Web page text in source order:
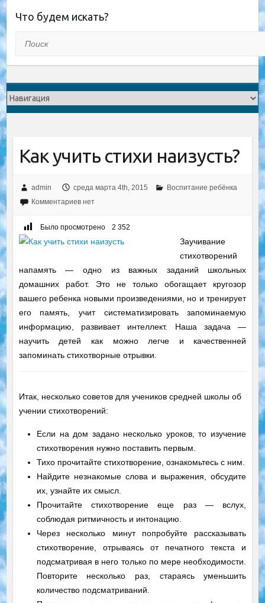
Что будем искать?
Как учить стихи наизусть?
admin среда марта 4th, 2015
Воспитание ребёнка
Комментариев нет
Было просмотрено 2 352
Заучивание
стихотворений
напамять — одно из важных заданий школьных
домашних работ. Это не только обогащает кругозор
вашего ребенка новыми произведениями, но и тренирует
его память, учит систематизировать запоминаемую
информацию, развивает интеллект. Наша задача —
научить детей как можно легче и качественней
запоминать стихотворные отрывки.
Итак, несколько советов для учеников средней школы об
учении стихотворений:
Если на дом задано несколько уроков, то изучение
стихотворения нужно поставить первым.
Тихо прочитайте стихотворение, ознакомьтесь с ним.
Найдите незнакомые слова и выражения, обсудите
их, узнайте их смысл.
Прочитайте стихотворение еще раз — вслух,
соблюдая ритмичность и интонацию.
Через несколько минут попробуйте рассказывать
стихотворение, отрываясь от печатного текста и
подсматривая в него только по мере необходимости.
Повторите несколько раз, стараясь уменьшить
количество подсматриваний.